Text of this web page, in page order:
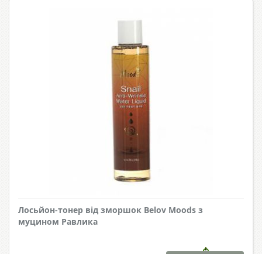
Лосьйон-тонер від зморшок Belov Moods з
муцином Равлика